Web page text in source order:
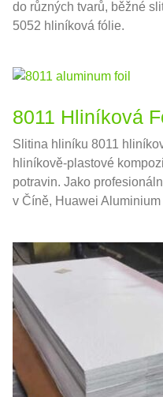
do různých tvarů, běžné
5052 hliníková fólie.
8011 Hliníková
Slitina hliníku 8011
hliníkově-plastové
potravin. Jako
v Číně, Huawei
bohatých zkušeností s
kvalifikovanou technologií